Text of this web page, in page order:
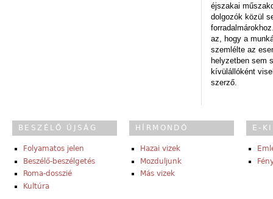
éjszakai
dolgozók közül
az, hogy a
szemlélte az
helyzetben sem
kívülállóként
szerző.
BESZÉLŐ ÚJSÁG
Folyamatos jelen
Beszélő-beszélgetés
Roma-dosszié
Kultúra
HÍRMONDÓ
Hazai vizek
Mozduljunk
Más vizek
E-